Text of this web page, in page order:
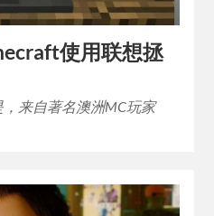
使用联想拯
，来自著名澳洲MC玩家